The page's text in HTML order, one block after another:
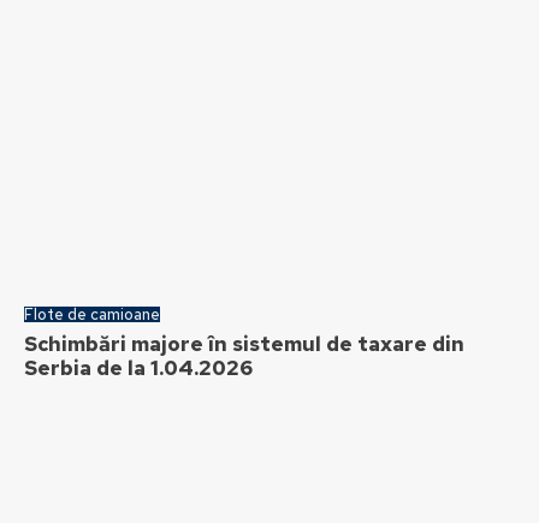
Flote de camioane
Schimbări majore în sistemul de taxare din
Serbia de la 1.04.2026